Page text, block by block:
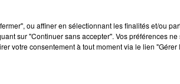
ou affiner en sélectionnant les finalités et/ou
sur "Continuer sans accepter". Vos préférences
votre consentement à tout moment via le lien